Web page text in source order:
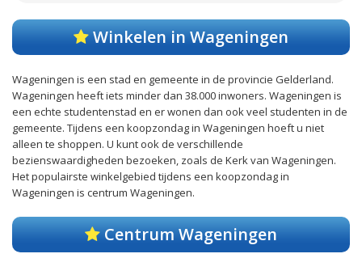
Winkelen in Wageningen
Wageningen is een stad en gemeente in de provincie Gelderland.
Wageningen heeft iets minder dan 38.000 inwoners. Wageningen is
een echte studentenstad en er wonen dan ook veel studenten in de
gemeente. Tijdens een koopzondag in Wageningen hoeft u niet
alleen te shoppen. U kunt ook de verschillende
bezienswaardigheden bezoeken, zoals de Kerk van Wageningen.
Het populairste winkelgebied tijdens een koopzondag in
Wageningen is centrum Wageningen.
Centrum Wageningen